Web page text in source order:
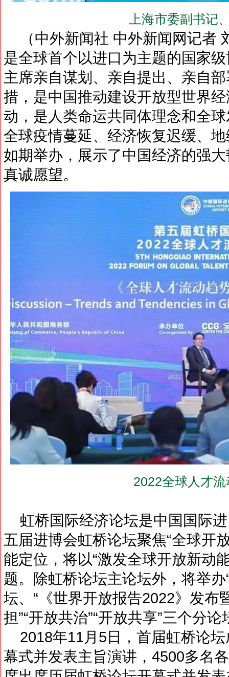
上海市委副书记
（中外新闻社 中外新闻网记者
是全球首个以进口为主题的国家
主席亲自谋划、亲自提出、亲自
措，是中国推动建设开放型世界
动，是人类命运共同体理念和全
全球疫情蔓延、经济恢复迟缓、
如期举办，展示了中国经济的强
真诚愿望。
2022全球人才
虹桥国际经济论坛是中国国际
五届进博会虹桥论坛聚焦“全球开
能定位，将以“激发全球开放新动
题。除虹桥论坛主论坛外，将举
坛、“《世界开放报告2022》发布
担”“开放共治”“开放共享”三个分
2018年11月5日，首届虹桥论
幕式并发表主旨演讲，4500多名